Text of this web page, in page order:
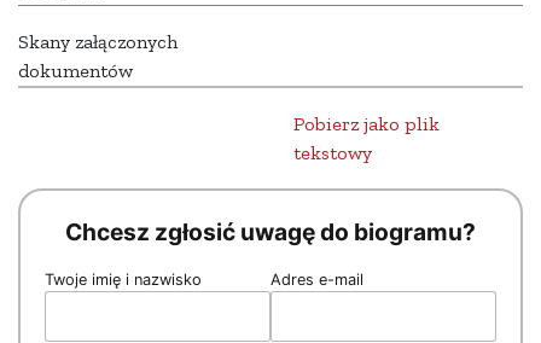
Skany załączonych
dokumentów
Pobierz jako plik
tekstowy
Chcesz zgłosić uwagę do biogramu?
Twoje imię i nazwisko Adres e-mail